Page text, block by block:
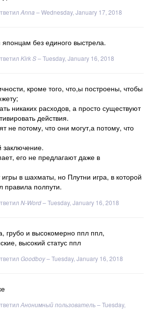
Anna –Wednesday, January 17, 2018
японцам без единого выстрела.
Kirk S–Tuesday, January 16, 2018
кроме того, что,ы построены, чтобы
никаких расходов, а просто существуют
действия.
не потому, что они могут,а потому, что
заключение.
его не предлагают даже в
в шахматы, но Плутни игра, в которой
правила полпути.
N-Word–Tuesday, January 16, 2018
грубо и высокомерно ппл ппл,
высокий статус ппл
Goodboy–Tuesday, January 16, 2018
Анонимный пользователь–Tuesday,